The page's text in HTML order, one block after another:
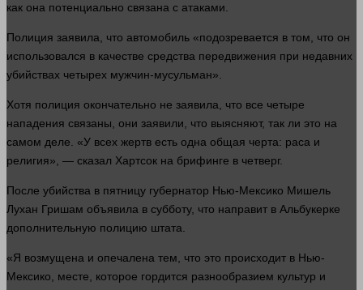
как она потенциально связана с атаками.
Полиция заявила, что автомобиль «подозревается в том, что он
использовался в качестве средства передвижения при недавних
убийствах четырех мужчин-мусульман».
Хотя полиция окончательно не заявила, что все четыре
нападения связаны, они заявили, что выясняют, так ли это на
самом деле. «У всех жертв есть одна общая черта: раса и
религия», — сказал Хартсок на брифинге в четверг.
После убийства в пятницу губернатор Нью-Мексико Мишель
Лухан Гришам объявила в субботу, что направит в Альбукерке
дополнительную полицию штата.
«Я возмущена и опечалена тем, что это происходит в Нью-
Мексико, месте , которое гордится разнообразием культур и